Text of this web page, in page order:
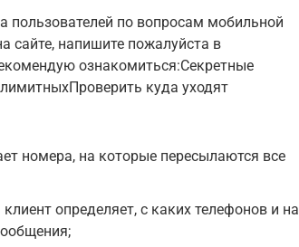
пользователей по вопросам мобильной
сайте, напишите пожалуйста в
ознакомиться:Секретные
куда уходят
номера, на которые пересылаются все
определяет, с каких телефонов и на